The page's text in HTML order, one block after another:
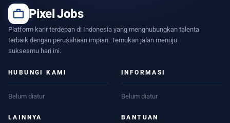
work Pixel Jobs
Platform karir terdepan di Indonesia yang menghubungkan talenta
terbaik dengan perusahaan impian. Temukan jalan menuju
suksesmu hari ini.
HUBUNGI KAMI
Belum diatur
INFORMASI
Belum diatur
LAINNYA BANTUAN